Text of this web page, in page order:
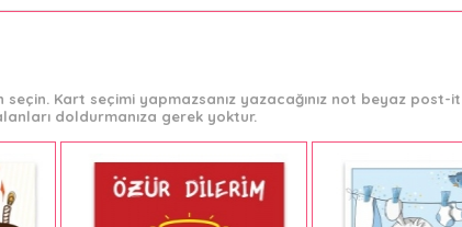
Kart seçimi yapmazsanız yazacağınız not beyaz
doldurmanıza gerek yoktur.